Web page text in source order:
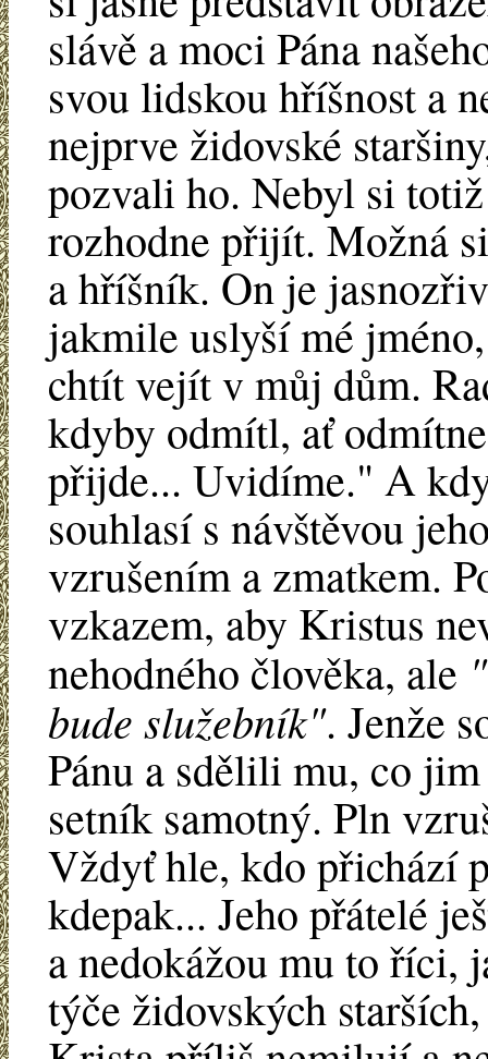
slávě a moci Pána
svou lidskou hříšnost a
nejprve židovské
pozvali ho. Nebyl si
rozhodne přijít. Možná
a hříšník. On je
jakmile uslyší mé
chtít vejít v můj dům.
kdyby odmítl, ať
přijde... Uvidíme." A
souhlasí s návštěvou
vzrušením a zmatkem.
vzkazem, aby Kristus
nehodného člověka, ale
bude služebník". Jenže
Pánu a sdělili mu, co
setník samotný. Pln
Vždyť hle, kdo přichází
kdepak... Jeho přátelé
a nedokážou mu to říci,
týče židovských